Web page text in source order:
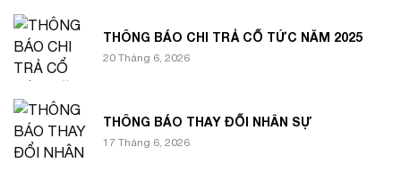
THÔNG BÁO CHI TRẢ CỔ TỨC NĂM 2025
20 Tháng 6, 2026
THÔNG BÁO THAY ĐỔI NHÂN SỰ
17 Tháng 6, 2026